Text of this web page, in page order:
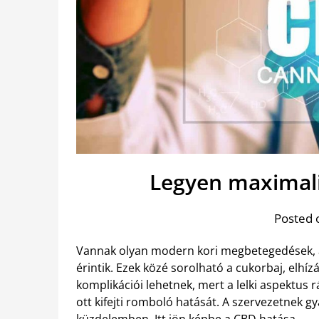
Legyen
Posted
Vannak olyan modern kori
érintik. Ezek közé sorolható a cukorbaj,
komplikációi lehetnek, mert a lelki aspektus
ott kifejti romboló hatását. A szervezetnek